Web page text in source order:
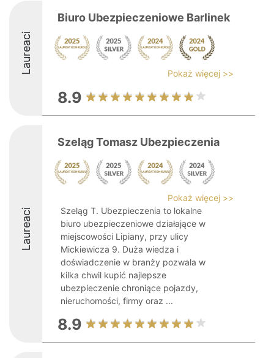
Laureaci
Biuro Ubezpieczeniowe Barlinek
Pokaż więcej >>
8.9
Laureaci
Szeląg Tomasz Ubezpieczenia
Pokaż więcej >>
Szeląg T. Ubezpieczenia to lokalne
biuro ubezpieczeniowe działające w
miejscowości Lipiany, przy ulicy
Mickiewicza 9. Duża wiedza i
doświadczenie w branży pozwala w
kilka chwil kupić najlepsze
ubezpieczenie chroniące pojazdy,
nieruchomości, firmy oraz ...
8.9